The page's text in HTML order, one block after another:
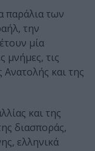
παράλια των
την
μία
μνήμες, τις
Ανατολής και της
και της
διασποράς,
ελληνικά